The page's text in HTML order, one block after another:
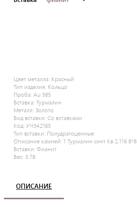
Цвет металла: Красный
Тип изделия: Кольцо
Проба: Au 585
Вставка: Турмалин
Металл: Золото
Вид вставки: Со вставками
Код: УЧ342165
Тип вставки: Полудрагоценные
Описание камней: 1 Турмалин синт Кв 2,116 8*8
Вставки: Фианит
Вес: 3.78
ОПИСАНИЕ